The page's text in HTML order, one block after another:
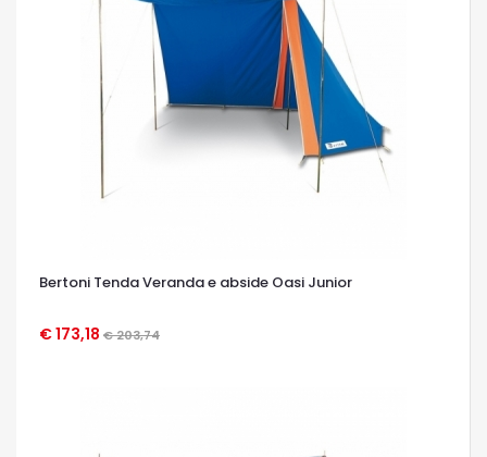
Bertoni Tenda Veranda e abside Oasi Junior
€ 173,18 € 203,74
OCCHIATA VELOCE